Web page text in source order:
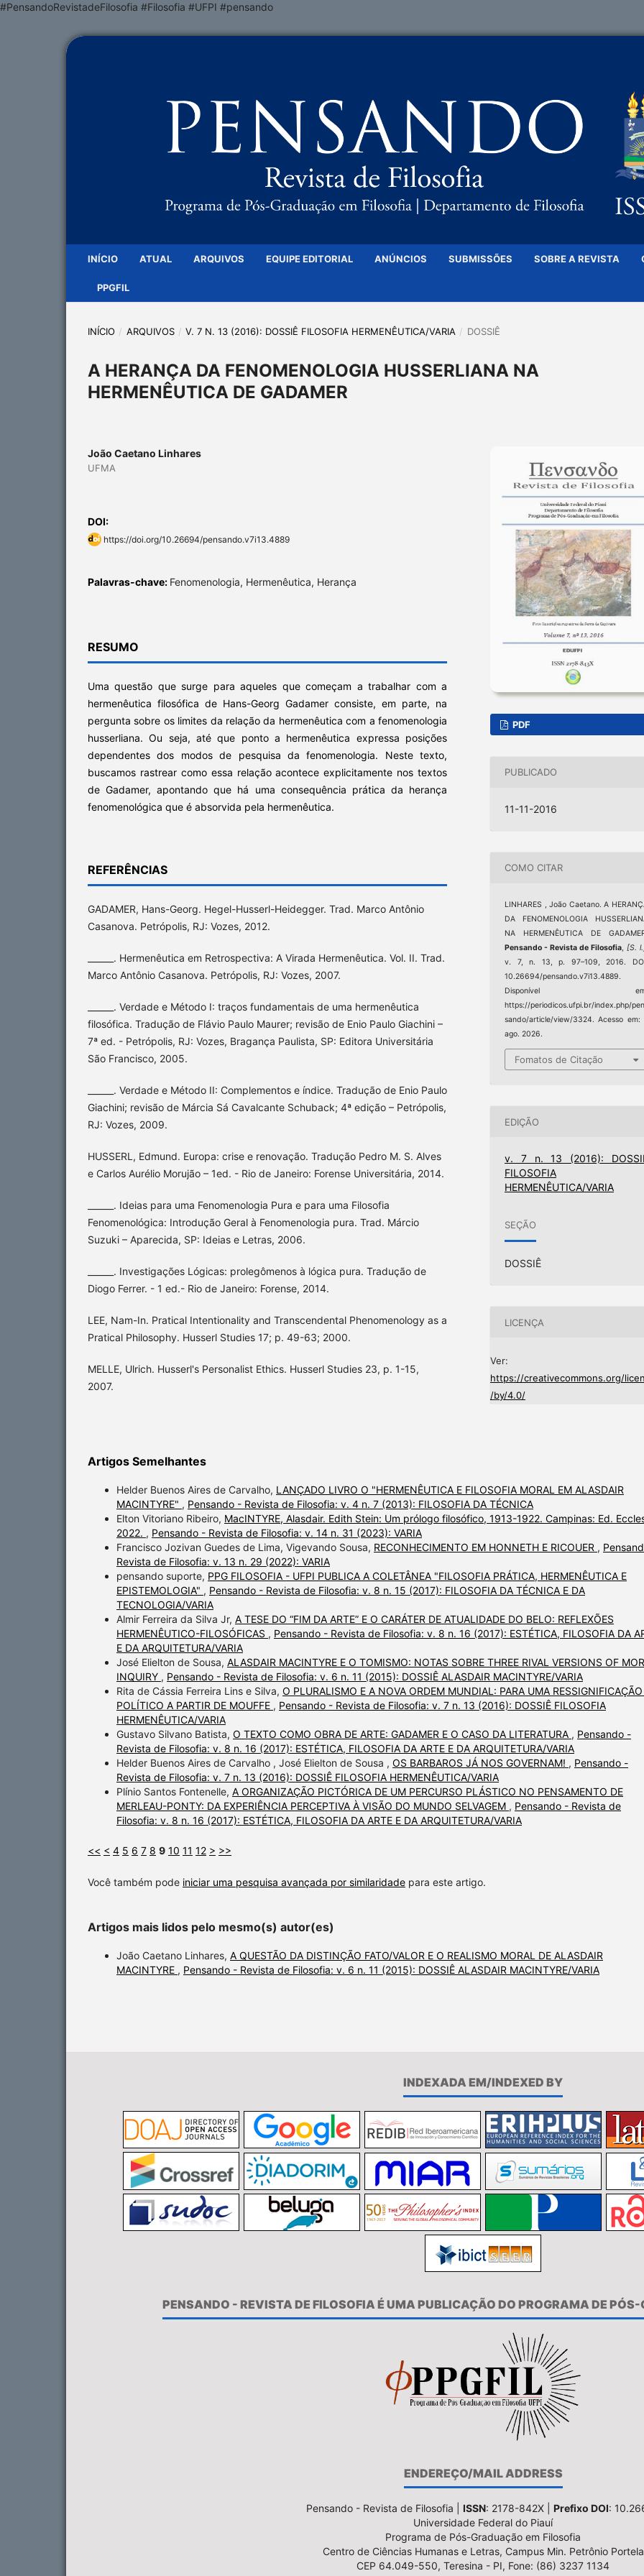
#PensandoRevistadeFilosofia #Filosofia #UFPI #pensando
INÍCIO ATUAL ARQUIVOS EQUIPE EDITORIAL ANÚNCIOS SUBMISSÕES SOBRE A REVISTA
PPGFIL
INÍCIO / ARQUIVOS / V. 7 N. 13 (2016): DOSSIÊ FILOSOFIA HERMENÊUTICA/VARIA / DOSSIÊ
A HERANÇA DA FENOMENOLOGIA HUSSERLIANA NA
HERMENÊUTICA DE GADAMER
João Caetano Linhares
UFMA
DOI:
https://doi.org/10.26694/pensando.v7i13.4889
Palavras-chave: Fenomenologia, Hermenêutica, Herança
RESUMO
Uma questão que surge para aqueles que começam a trabalhar com a
hermenêutica filosófica de Hans-Georg Gadamer consiste, em parte, na
pergunta sobre os limites da relação da hermenêutica com a fenomenologia
husserliana. Ou seja, até que ponto a hermenêutica expressa posições
dependentes dos modos de pesquisa da fenomenologia. Neste texto,
buscamos rastrear como essa relação acontece explicitamente nos textos
de Gadamer, apontando que há uma consequência prática da herança
fenomenológica que é absorvida pela hermenêutica.
REFERÊNCIAS
GADAMER, Hans-Georg. Hegel-Husserl-Heidegger. Trad. Marco Antônio
Casanova. Petrópolis, RJ: Vozes, 2012.
______. Hermenêutica em Retrospectiva: A Virada Hermenêutica. Vol. II. Trad.
Marco Antônio Casanova. Petrópolis, RJ: Vozes, 2007.
______. Verdade e Método I: traços fundamentais de uma hermenêutica
filosófica. Tradução de Flávio Paulo Maurer; revisão de Enio Paulo Giachini –
7ª ed. - Petrópolis, RJ: Vozes, Bragança Paulista, SP: Editora Universitária
São Francisco, 2005.
______. Verdade e Método II: Complementos e índice. Tradução de Enio Paulo
Giachini; revisão de Márcia Sá Cavalcante Schuback; 4ª edição – Petrópolis,
RJ: Vozes, 2009.
HUSSERL, Edmund. Europa: crise e renovação. Tradução Pedro M. S. Alves
e Carlos Aurélio Morujão – 1ed. - Rio de Janeiro: Forense Universitária, 2014.
______. Ideias para uma Fenomenologia Pura e para uma Filosofia
Fenomenológica: Introdução Geral à Fenomenologia pura. Trad. Márcio
Suzuki – Aparecida, SP: Ideias e Letras, 2006.
______. Investigações Lógicas: prolegômenos à lógica pura. Tradução de
Diogo Ferrer. - 1 ed.- Rio de Janeiro: Forense, 2014.
LEE, Nam-In. Pratical Intentionality and Transcendental Phenomenology as a
Pratical Philosophy. Husserl Studies 17; p. 49-63; 2000.
MELLE, Ulrich. Husserl's Personalist Ethics. Husserl Studies 23, p. 1-15,
2007.
PDF
PUBLICADO
11-11-2016
COMO CITAR
LINHARES , João Caetano. A
DA FENOMENOLOGIA
NA HERMENÊUTICA DE
Pensando - Revista de Filosofia, [S.
v. 7, n. 13, p. 97–109, 2016.
10.26694/pensando.v7i13.4889.
Disponível
https://periodicos.ufpi.br/index.php/pen
sando/article/view/3324. Acesso em:
ago. 2026.
Fomatos de Citação
EDIÇÃO
v. 7 n. 13 (2016):
FILOSOFIA
HERMENÊUTICA/VARIA
SEÇÃO
DOSSIÊ
LICENÇA
Ver:
https://creativecommons.org/
/by/4.0/
Artigos Semelhantes
Helder Buenos Aires de Carvalho, LANÇADO LIVRO O "HERMENÊUTICA E FILOSOFIA MORAL EM ALASDAIR
MACINTYRE" , Pensando - Revista de Filosofia: v. 4 n. 7 (2013): FILOSOFIA DA TÉCNICA
Elton Vitoriano Ribeiro, MacINTYRE, Alasdair. Edith Stein: Um prólogo filosófico, 1913-1922. Campinas: Ed.
2022. , Pensando - Revista de Filosofia: v. 14 n. 31 (2023): VARIA
Francisco Jozivan Guedes de Lima, Vigevando Sousa, RECONHECIMENTO EM HONNETH E RICOUER ,
Revista de Filosofia: v. 13 n. 29 (2022): VARIA
pensando suporte, PPG FILOSOFIA - UFPI PUBLICA A COLETÂNEA "FILOSOFIA PRÁTICA, HERMENÊUTICA E
EPISTEMOLOGIA" , Pensando - Revista de Filosofia: v. 8 n. 15 (2017): FILOSOFIA DA TÉCNICA E DA
TECNOLOGIA/VARIA
Almir Ferreira da Silva Jr, A TESE DO “FIM DA ARTE” E O CARÁTER DE ATUALIDADE DO BELO: REFLEXÕES
HERMENÊUTICO-FILOSÓFICAS , Pensando - Revista de Filosofia: v. 8 n. 16 (2017): ESTÉTICA, FILOSOFIA DA
E DA ARQUITETURA/VARIA
José Elielton de Sousa, ALASDAIR MACINTYRE E O TOMISMO: NOTAS SOBRE THREE RIVAL VERSIONS OF
INQUIRY , Pensando - Revista de Filosofia: v. 6 n. 11 (2015): DOSSIÊ ALASDAIR MACINTYRE/VARIA
Rita de Cássia Ferreira Lins e Silva, O PLURALISMO E A NOVA ORDEM MUNDIAL: PARA UMA
POLÍTICO A PARTIR DE MOUFFE , Pensando - Revista de Filosofia: v. 7 n. 13 (2016): DOSSIÊ FILOSOFIA
HERMENÊUTICA/VARIA
Gustavo Silvano Batista, O TEXTO COMO OBRA DE ARTE: GADAMER E O CASO DA LITERATURA , Pensando -
Revista de Filosofia: v. 8 n. 16 (2017): ESTÉTICA, FILOSOFIA DA ARTE E DA ARQUITETURA/VARIA
Helder Buenos Aires de Carvalho , José Elielton de Sousa , OS BARBAROS JÁ NOS GOVERNAM! , Pensando -
Revista de Filosofia: v. 7 n. 13 (2016): DOSSIÊ FILOSOFIA HERMENÊUTICA/VARIA
Plínio Santos Fontenelle, A ORGANIZAÇÃO PICTÓRICA DE UM PERCURSO PLÁSTICO NO PENSAMENTO DE
MERLEAU-PONTY: DA EXPERIÊNCIA PERCEPTIVA À VISÃO DO MUNDO SELVAGEM , Pensando - Revista de
Filosofia: v. 8 n. 16 (2017): ESTÉTICA, FILOSOFIA DA ARTE E DA ARQUITETURA/VARIA
<< < 4 5 6 7 8 9 10 11 12 > >>
Você também pode iniciar uma pesquisa avançada por similaridade para este artigo.
Artigos mais lidos pelo mesmo(s) autor(es)
João Caetano Linhares, A QUESTÃO DA DISTINÇÃO FATO/VALOR E O REALISMO MORAL DE ALASDAIR
MACINTYRE , Pensando - Revista de Filosofia: v. 6 n. 11 (2015): DOSSIÊ ALASDAIR MACINTYRE/VARIA
INDEXADA EM/INDEXED BY
PENSANDO - REVISTA DE FILOSOFIA É UMA PUBLICAÇÃO DO PROGRAMA DE
ENDEREÇO/MAIL ADDRESS
Pensando - Revista de Filosofia | ISSN: 2178-842X | Prefixo DOI:
Universidade Federal do Piauí
Programa de Pós-Graduação em Filosofia
Centro de Ciências Humanas e Letras, Campus Min. Petrônio Portela
CEP 64.049-550, Teresina - PI, Fone: (86) 3237 1134